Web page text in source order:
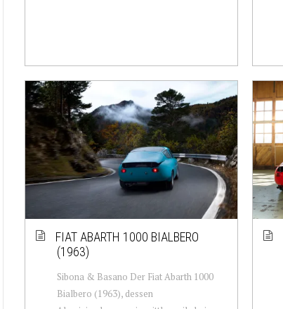
FIAT ABARTH 1000 BIALBERO
(1963)
Sibona & Basano Der Fiat Abarth 1000
Bialbero (1963), dessen